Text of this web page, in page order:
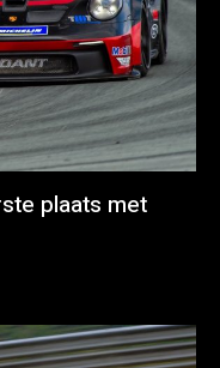
plaats met